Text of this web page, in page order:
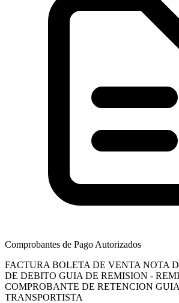
Comprobantes de Pago Autorizados
FACTURA BOLETA DE VENTA NOTA
DE DEBITO GUIA DE REMISION -
COMPROBANTE DE RETENCION
TRANSPORTISTA